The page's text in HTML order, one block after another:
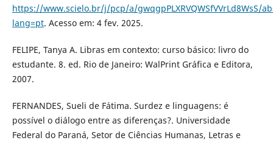
https://www.scielo.br/j/pcp/a/gwqgpPLXRVQWSfVVrLd8WsS/
lang=pt. Acesso em: 4 fev. 2025.
FELIPE, Tanya A. Libras em contexto: curso básico: livro do
estudante. 8. ed. Rio de Janeiro: WalPrint Gráfica e Editora,
2007.
FERNANDES, Sueli de Fátima. Surdez e linguagens: é
possível o diálogo entre as diferenças?. Universidade
Federal do Paraná, Setor de Ciências Humanas, Letras e